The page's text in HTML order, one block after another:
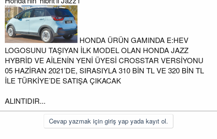
l
a
t
a
n
t
a
r
i
h
i
HONDA ÜRÜN GAMINDA E:HEV
LOGOSUNU TAŞIYAN İLK MODEL OLAN HONDA JAZZ
HYBRİD VE AİLENİN YENİ ÜYESİ CROSSTAR VERSİYONU
05 HAZİRAN 2021’DE, SIRASIYLA 310 BİN TL VE 320 BİN TL
İLE TÜRKİYE’DE SATIŞA ÇIKACAK
ALINTIDIR...
Cevap yazmak için giriş yap yada kayıt ol.